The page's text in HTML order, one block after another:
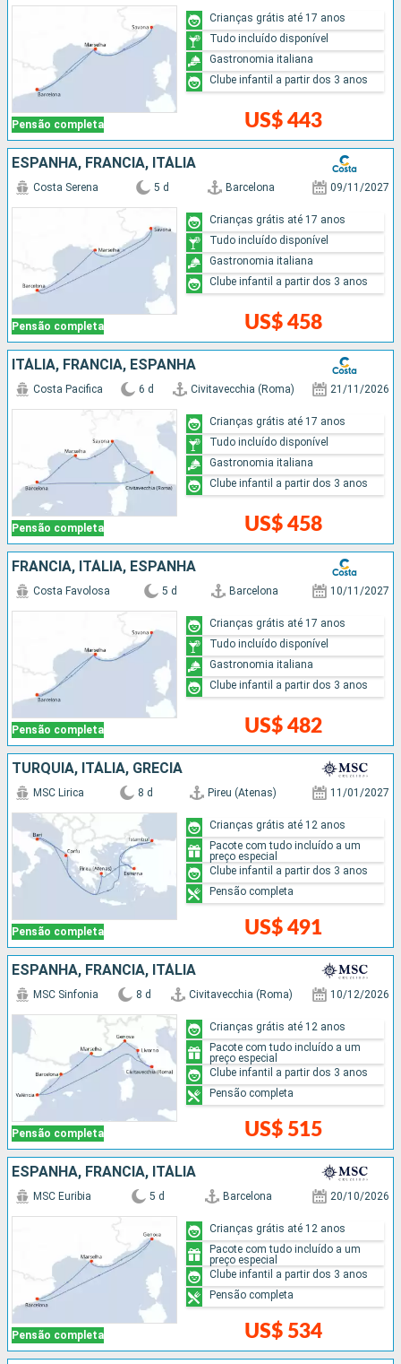
Pensão completa US$ 443
Crianças grátis até 17 anos
Tudo incluído disponível
Gastronomia italiana
Clube infantil a partir dos 3 anos
ESPANHA, FRANCIA, ITÁLIA
Pensão completa
Costa Serena 5 d Barcelona 09/11/2027
US$ 458
Crianças grátis até 17 anos
Tudo incluído disponível
Gastronomia italiana
Clube infantil a partir dos 3 anos
ITÁLIA, FRANCIA, ESPANHA
Pensão completa
Costa Pacifica 6 d Civitavecchia (Roma) 21/11/2026
US$ 458
Crianças grátis até 17 anos
Tudo incluído disponível
Gastronomia italiana
Clube infantil a partir dos 3 anos
FRANCIA, ITÁLIA, ESPANHA
Pensão completa
Costa Favolosa 5 d Barcelona 10/11/2027
US$ 482
Crianças grátis até 17 anos
Tudo incluído disponível
Gastronomia italiana
Clube infantil a partir dos 3 anos
TURQUIA, ITÁLIA, GRÉCIA
Pensão completa
MSC Lirica 8 d Pireu (Atenas) 11/01/2027
US$ 491
Crianças grátis até 12 anos
Pacote com tudo incluído a um
preço especial
Clube infantil a partir dos 3 anos
Pensão completa
ESPANHA, FRANCIA, ITÁLIA
Pensão completa
MSC Sinfonia 8 d Civitavecchia (Roma) 10/12/2026
US$ 515
Crianças grátis até 12 anos
Pacote com tudo incluído a um
preço especial
Clube infantil a partir dos 3 anos
Pensão completa
ESPANHA, FRANCIA, ITÁLIA
Pensão completa
MSC Euribia 5 d Barcelona 20/10/2026
US$ 534
Crianças grátis até 12 anos
Pacote com tudo incluído a um
preço especial
Clube infantil a partir dos 3 anos
Pensão completa